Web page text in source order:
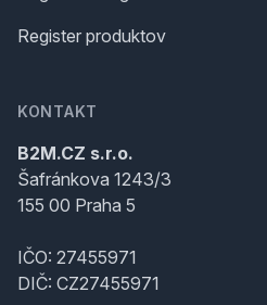
Register produktov
KONTAKT
B2M.CZ s.r.o.
Šafránkova 1243/3
155 00 Praha 5
IČO: 27455971
DIČ: CZ27455971